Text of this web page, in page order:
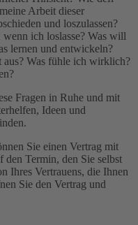
Arbeit dieser
und loszulassen?
ich loslasse? Was will
lernen und entwickeln?
aus? Was fühle ich wirklich?
Fragen in Ruhe und mit
Ideen und
Sie einen Vertrag mit
den Termin, den Sie selbst
Ihres Vertrauens, die Ihnen
Sie den Vertrag und